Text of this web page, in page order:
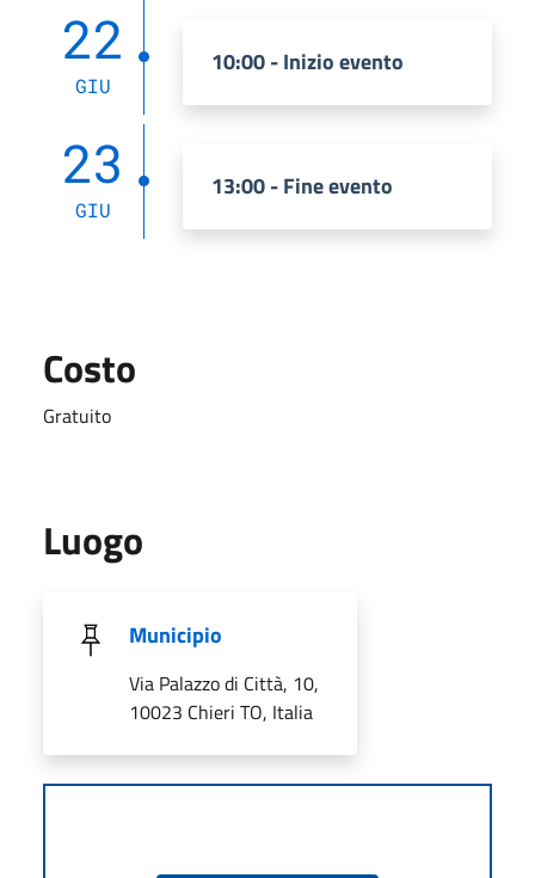
22
GIU
10:00 - Inizio evento
23
GIU
13:00 - Fine evento
Costo
Gratuito
Luogo
Municipio
Via Palazzo di Città, 10,
10023 Chieri TO, Italia